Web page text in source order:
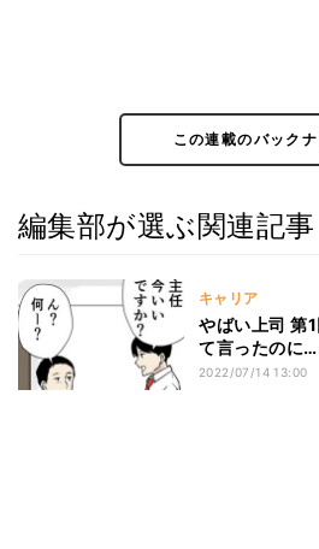
この連載のバック
編集部が選ぶ関連記事
キャリア
やばい上司 第
て言ったのに
2022/07/14 13:00